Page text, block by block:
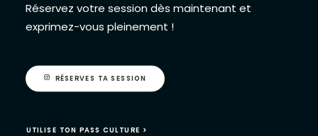
Réservez votre session dès maintenant et
exprimez-vous pleinement !
RÉSERVES TA SESSION
UTILISE TON PASS CULTURE >